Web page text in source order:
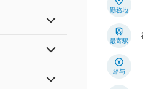
勤務地
最寄駅
給与